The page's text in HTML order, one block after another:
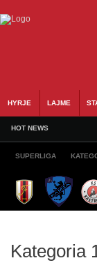
HYRJE LAJME
HOT NEWS
SUPERLIGA
Kategoria